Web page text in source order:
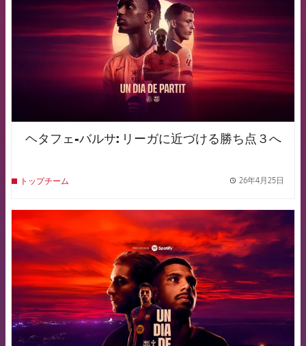
ヘタフェ-バルサ: リーガに近づける勝ち点３へ
トップチーム 26年4月25日
FCB Barcelona badge